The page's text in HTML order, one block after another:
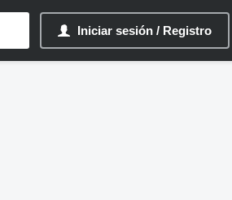
Iniciar sesión / Registro